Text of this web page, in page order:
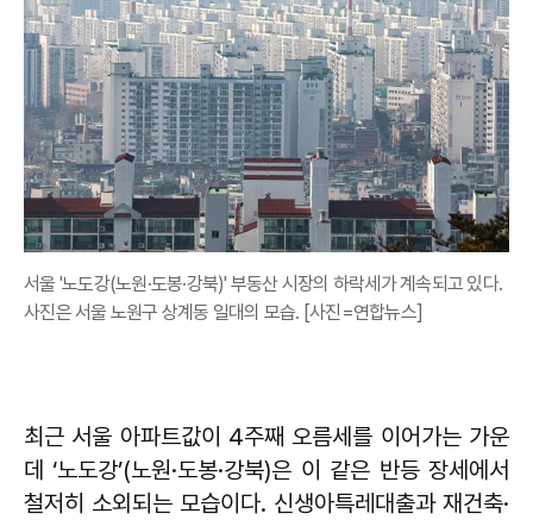
서울 '노도강(노원·도봉·강북)' 부동산 시장의 하락세가 계속되고 있다.
사진은 서울 노원구 상계동 일대의 모습. [사진=연합뉴스]
최근 서울 아파트값이 4주째 오름세를 이어가는 가운
데 ‘노도강’(노원·도봉·강북)은 이 같은 반등 장세에서
철저히 소외되는 모습이다. 신생아특레대출과 재건축·